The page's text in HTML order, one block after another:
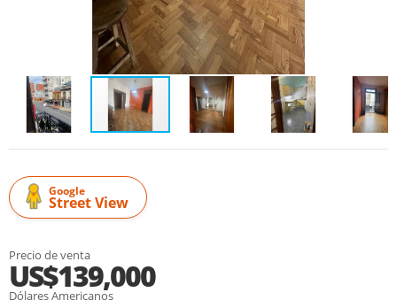
Google
Street View
Precio de venta
US$139,000
Dólares Americanos